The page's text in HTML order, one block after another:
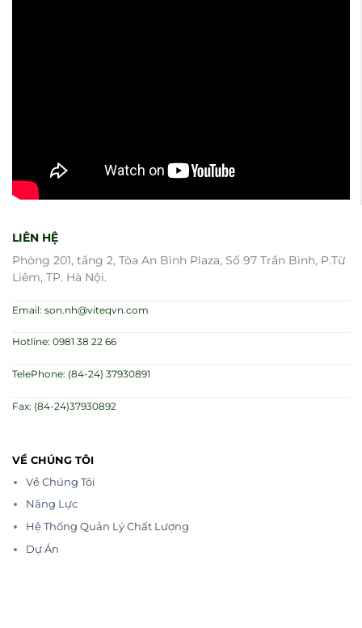
LIÊN HỆ
Phòng 201, tầng 2, Tòa An Bình Plaza, Số 97 Trần Bình, P.Từ
Liêm, TP. Hà Nội.
Email: son.nh@viteqvn.com
Hotline: 0981 38 22 66
TelePhone: (84-24) 37930891
Fax: (84-24)37930892
VỀ CHÚNG TÔI
Về Chúng Tôi
Năng Lực
Hệ Thống Quản Lý Chất Lượng
Dự Án